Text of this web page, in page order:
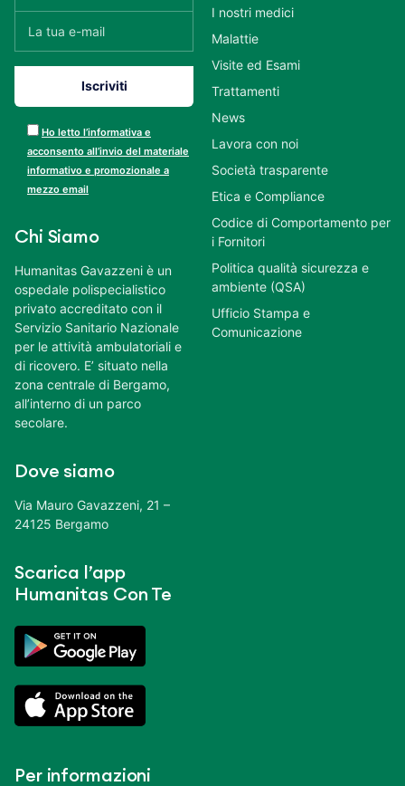
Ho letto l’informativa e
acconsento all’invio del materiale
informativo e promozionale a
mezzo email
Chi Siamo
Humanitas Gavazzeni è un
ospedale polispecialistico
privato accreditato con il
Servizio Sanitario Nazionale
per le attività ambulatoriali e
di ricovero. E’ situato nella
zona centrale di Bergamo,
all’interno di un parco
secolare.
Dove siamo
Via Mauro Gavazzeni, 21 –
24125 Bergamo
Scarica l’app
Humanitas Con Te
Per informazioni
I nostri medici
Malattie
Visite ed Esami
Trattamenti
News
Lavora con noi
Società trasparente
Etica e Compliance
Codice di Comportamento per
i Fornitori
Politica qualità sicurezza e
ambiente (QSA)
Ufficio Stampa e
Comunicazione